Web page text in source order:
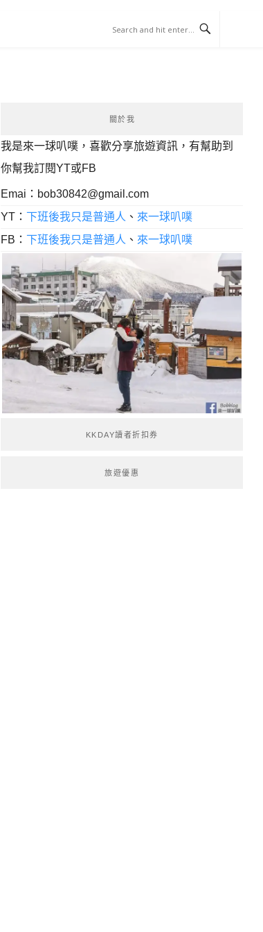
關於我
我是來一球叭噗，喜歡分享旅遊資訊，有幫助到
你幫我訂閱YT或FB
Emai： bob30842@gmail.com
YT：下班後我只是普通人 、 來一球叭噗
FB：下班後我只是普通人 、 來一球叭噗
KKDAY讀者折扣券
旅遊優惠